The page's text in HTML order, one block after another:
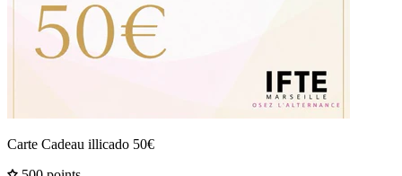
Carte Cadeau illicado 50€